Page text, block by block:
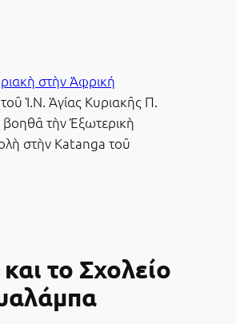
στὴν Ἀφρική
Ἱ.Ν. Ἁγίας Κυριακῆς Π.
τὴν Ἐξωτερικὴ
στὴν Katanga τοῦ
το Σχολείο